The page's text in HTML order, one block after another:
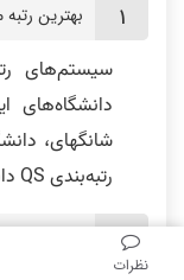
نظرات
بهترین
سیستم‌های
رتبه‌بندی QS دانشگاه شریف در رتبه 1 قرار دارد.
تحصیل در